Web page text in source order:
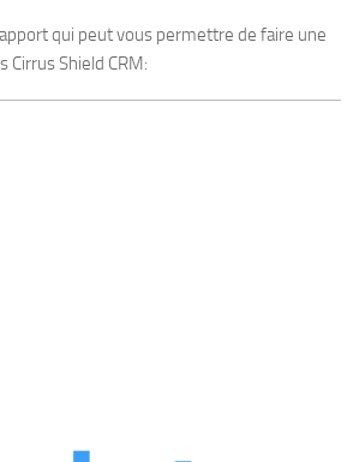
qui peut vous permettre de faire une
Cirrus Shield CRM: